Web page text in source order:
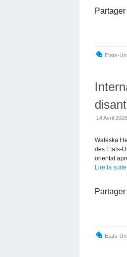
Etats-
14 Avril
Waleska
des Etats-
oriental
Lire la suite
Etats-